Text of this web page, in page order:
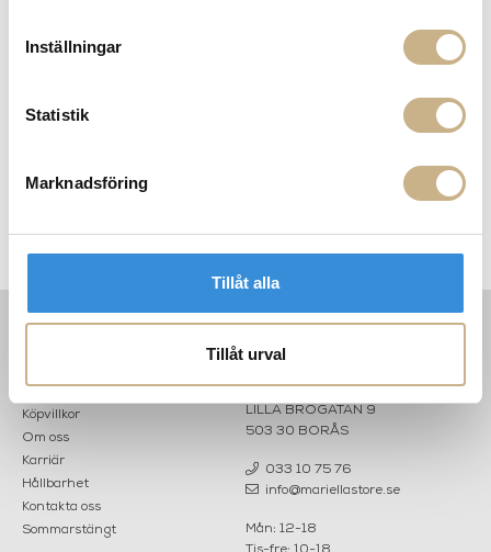
Inställningar
Statistik
Marknadsföring
Tillåt alla
Tillåt urval
Köpvillkor
Om oss
Karriär
Hållbarhet
Kontakta oss
Sommarstängt
KONTAKT
MARIELLA INTERIORS
LILLA BROGATAN 9
503 30 BORÅS
033 10 75 76
info@mariellastore.se
Mån: 12-18